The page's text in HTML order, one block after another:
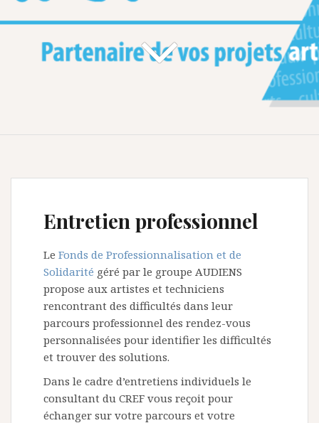
Entretien professionnel
Le Fonds de Professionnalisation et de
Solidarité géré par le groupe AUDIENS
propose aux artistes et techniciens
rencontrant des difficultés dans leur
parcours professionnel des rendez-vous
personnalisées pour identifier les difficultés
et trouver des solutions.
Dans le cadre d’entretiens individuels le
consultant du CREF vous reçoit pour
échanger sur votre parcours et votre